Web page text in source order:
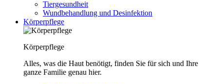
Tiergesundheit
Wundbehandlung und Desinfektion
Körperpflege
Körperpflege
Alles, was die Haut benötigt, finden Sie für sich und Ihre
ganze Familie genau hier.